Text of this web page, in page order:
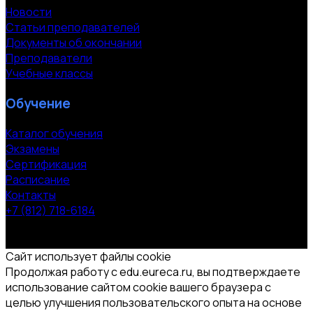
Новости
Статьи преподавателей
Документы об окончании
Преподаватели
Учебные классы
Обучение
Каталог обучения
Экзамены
Сертификация
Расписание
Контакты
+7 (812) 718-6184
Сайт использует файлы cookie
Продолжая работу с edu.eureca.ru, вы подтверждаете
использование сайтом cookie вашего браузера с
целью улучшения пользовательского опыта на основе